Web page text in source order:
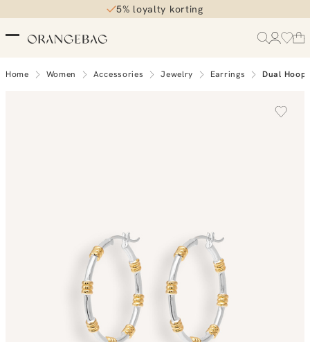
5% loyalty korting
Home Women Accessories Jewelry Earrings Dual Hoop